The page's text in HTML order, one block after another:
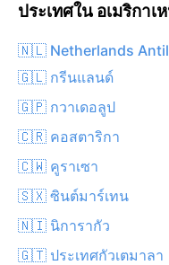
ประเทศใน อเมริกาเ
🇳🇱 Netherlands
🇬🇱 กรีนแลนด์
🇬🇵 กวาเดอลูป
🇨🇷 คอสตาริกา
🇨🇼 คูราเซา
🇸🇽 ซินต์มาร์เทน
🇳🇮 นิการากัว
🇬🇹 ประเทศกัวเตมาลา